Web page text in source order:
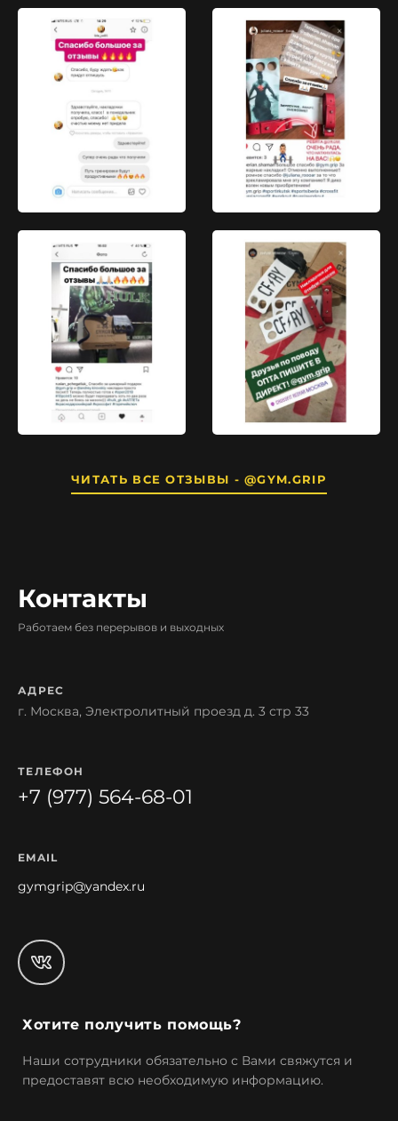
ЧИТАТЬ ВСЕ ОТЗЫВЫ - @GYM.GRIP
Контакты
Работаем без перерывов и выходных
АДРЕС
г. Москва, Электролитный проезд д. 3 стр 33
ТЕЛЕФОН
+7 (977) 564-68-01
EMAIL
gymgrip@yandex.ru
Хотите получить помощь?
Наши сотрудники обязательно с Вами свяжутся и
предоставят всю необходимую информацию.